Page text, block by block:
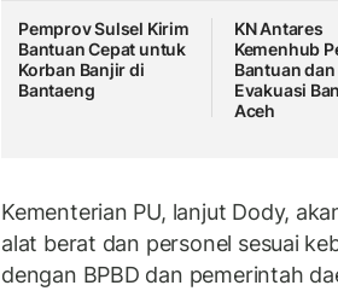
Pemprov Sulsel Kirim
Bantuan Cepat untuk
Korban Banjir di
Bantaeng
KN Antares
Kemenhub
Bantuan dan
Evakuasi
Aceh
Kementerian PU, lanjut Dody,
alat berat dan personel sesuai
dengan BPBD dan pemerintah